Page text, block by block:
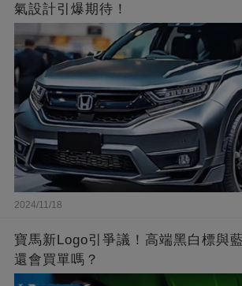
氣設計引爆期待！
2024/11/18
寶馬新Logo引爭議！高端黑白標與
還會買單嗎？